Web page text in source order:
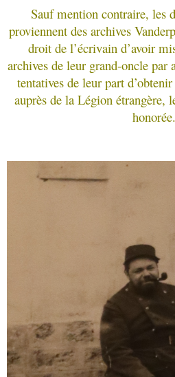
Sauf mention contraire, les
proviennent des archives
droit de l’écrivain d’avoir
archives de leur grand-oncle
tentatives de leur part
auprès de la Légion étrangère,
honorée.